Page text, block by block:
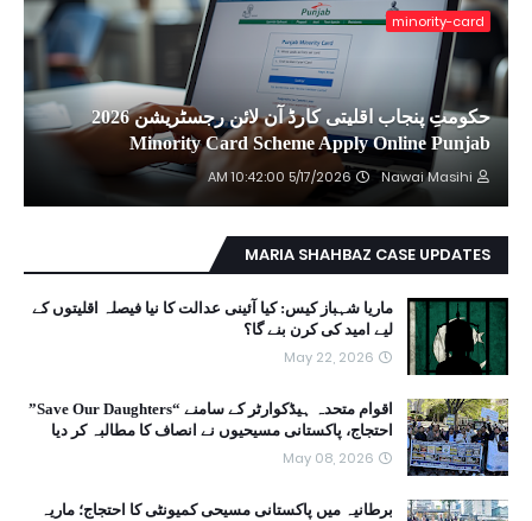
minority-card
حکومتِ پنجاب اقلیتی کارڈ آن لائن رجسٹریشن 2026
Minority Card Scheme Apply Online Punjab
Nawai Masihi
5/17/2026 10:42:00 AM
MARIA SHAHBAZ CASE UPDATES
ماریا شہباز کیس: کیا آئینی عدالت کا نیا فیصلہ اقلیتوں کے
لیے امید کی کرن بنے گا؟
May 22, 2026
اقوام متحدہ ہیڈکوارٹر کے سامنے “Save Our Daughters”
احتجاج، پاکستانی مسیحیوں نے انصاف کا مطالبہ کر دیا
May 08, 2026
برطانیہ میں پاکستانی مسیحی کمیونٹی کا احتجاج؛ ماریہ